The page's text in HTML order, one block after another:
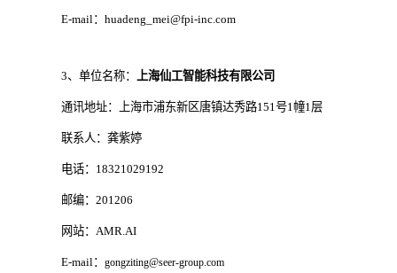
E-mail：huadeng_mei@fpi-inc.com
3、单位名称： 上海仙工智能科技有限公司
通讯地址：上海市浦东新区唐镇达秀路151号1幢1层
联系人：龚紫婷
电话：18321029192
邮编：201206
网站：AMR.AI
E-mail： gongziting@seer-group.com